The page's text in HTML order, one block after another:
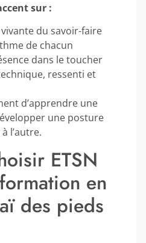
sur :
du savoir-faire
de chacun
dans le toucher
ressenti et
d’apprendre une
une posture
l’autre.
ETSN
en
des pieds